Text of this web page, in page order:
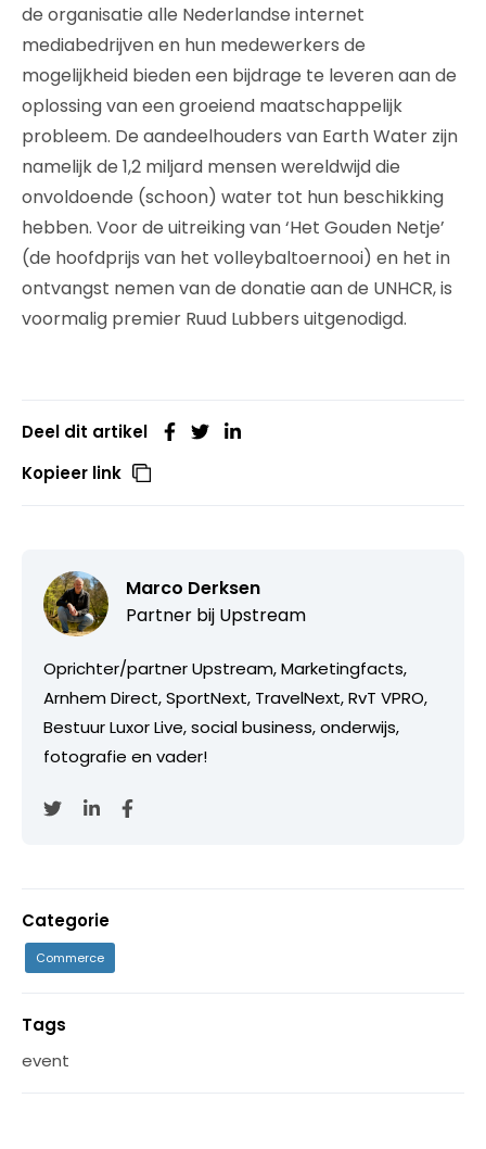
de organisatie alle Nederlandse internet
mediabedrijven en hun medewerkers de
mogelijkheid bieden een bijdrage te leveren aan de
oplossing van een groeiend maatschappelijk
probleem. De aandeelhouders van Earth Water zijn
namelijk de 1,2 miljard mensen wereldwijd die
onvoldoende (schoon) water tot hun beschikking
hebben. Voor de uitreiking van ‘Het Gouden Netje’
(de hoofdprijs van het volleybaltoernooi) en het in
ontvangst nemen van de donatie aan de UNHCR, is
voormalig premier Ruud Lubbers uitgenodigd.
Deel dit artikel
Kopieer link
Marco Derksen
Partner bij Upstream
Oprichter/partner Upstream, Marketingfacts,
Arnhem Direct, SportNext, TravelNext, RvT VPRO,
Bestuur Luxor Live, social business, onderwijs,
fotografie en vader!
Categorie
Commerce
Tags
event